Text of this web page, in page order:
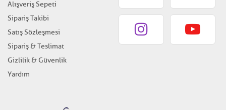
Alışveriş Sepeti
Sipariş Takibi
Satış Sözleşmesi
Sipariş & Teslimat
Gizlilik & Güvenlik
Yardım